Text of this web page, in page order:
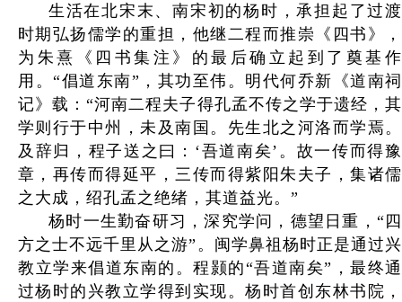
生活在北宋末、南宋初的杨时，承担起了过渡
时期弘扬儒学的重担，他继二程而推崇《四书》，
为朱熹《四书集注》的最后确立起到了奠基作
用。“倡道东南”，其功至伟。明代何乔新《道南祠
记》载：“河南二程夫子得孔孟不传之学于遗经，其
学则行于中州，未及南国。先生北之河洛而学焉。
及辞归，程子送之曰：‘吾道南矣’。故一传而得豫
章，再传而得延平，三传而得紫阳朱夫子，集诸儒
之大成，绍孔孟之绝绪，其道益光。”
杨时一生勤奋研习，深究学问，德望日重，“四
方之士不远千里从之游”。闽学鼻祖杨时正是通过兴
教立学来倡道东南的。程颢的“吾道南矣”，最终通
过杨时的兴教立学得到实现。杨时首创东林书院，